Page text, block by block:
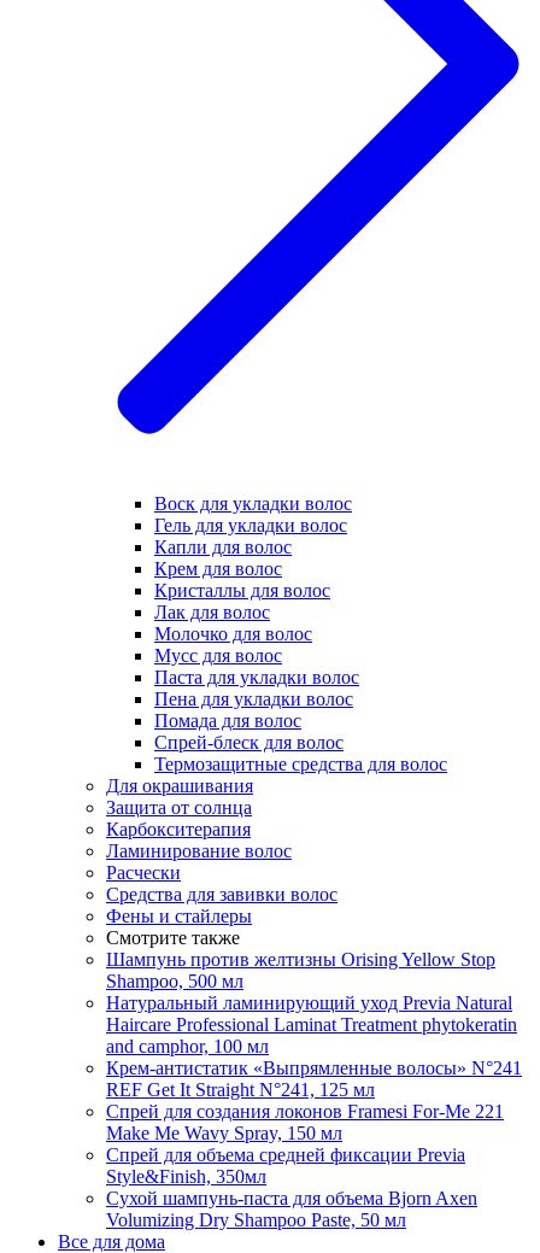
Воск для укладки волос
Гель для укладки волос
Капли для волос
Крем для волос
Кристаллы для волос
Лак для волос
Молочко для волос
Мусс для волос
Паста для укладки волос
Пена для укладки волос
Помада для волос
Спрей-блеск для волос
Термозащитные средства для волос
Для окрашивания
Защита от солнца
Карбокситерапия
Ламинирование волос
Расчески
Средства для завивки волос
Фены и стайлеры
Смотрите также
Шампунь против желтизны Orising Yellow Stop
Shampoo, 500 мл
Натуральный ламинирующий уход Previa Natural
Haircare Professional Laminat Treatment phytokeratin
and camphor, 100 мл
Крем-антистатик «Выпрямленные волосы» N°241
REF Get It Straight N°241, 125 мл
Спрей для создания локонов Framesi For-Me 221
Make Me Wavy Spray, 150 мл
Спрей для объема средней фиксации Previa
Style&Finish, 350мл
Сухой шампунь-паста для объема Bjorn Axen
Volumizing Dry Shampoo Paste, 50 мл
Все для дома